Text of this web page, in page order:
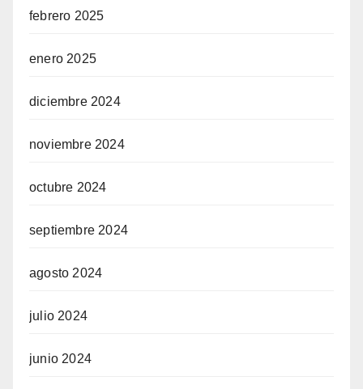
febrero 2025
enero 2025
diciembre 2024
noviembre 2024
octubre 2024
septiembre 2024
agosto 2024
julio 2024
junio 2024